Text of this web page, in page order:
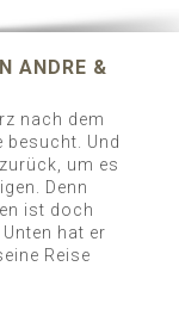
ANDRE &
nach dem
besucht. Und
um es
Denn
ist doch
hat er
Reise